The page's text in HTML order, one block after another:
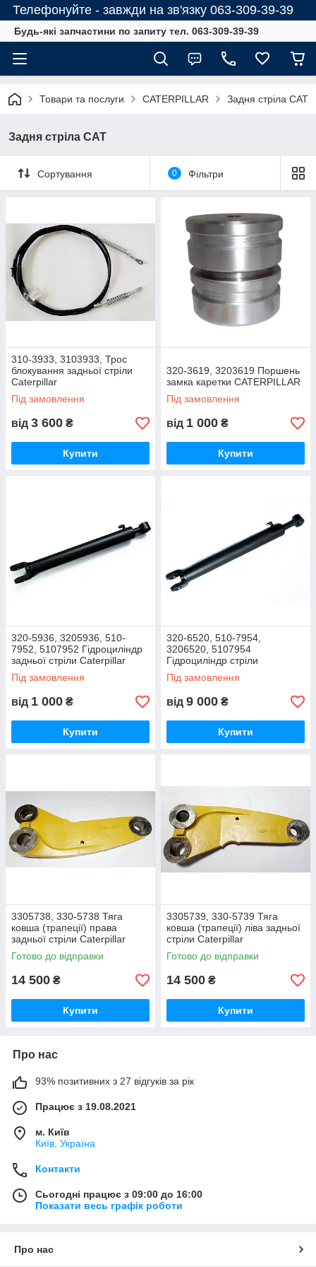
Телефонуйте - завжди на зв'язку 063-309-39-39
Будь-які запчастини по запиту тел. 063-309-39-39
Товари та послуги CATERPILLAR Задня стріла CAT
Задня стріла CAT
Сортування 0 Фільтри
310-3933, 3103933, Трос
блокування задньої стріли
Caterpillar
Під замовлення
від 3 600 ₴
Купити
320-3619, 3203619 Поршень
замка каретки CATERPILLAR
Під замовлення
від 1 000 ₴
Купити
320-5936, 3205936, 510-
7952, 5107952 Гідроциліндр
задньої стріли Caterpillar
Під замовлення
від 1 000 ₴
Купити
320-6520, 510-7954,
3206520, 5107954
Гідроциліндр стріли
Caterpillar
Під замовлення
від 9 000 ₴
Купити
3305738, 330-5738 Тяга
ковша (трапеції) права
задньої стріли Caterpillar
Готово до відправки
14 500 ₴
Купити
3305739, 330-5739 Тяга
ковша (трапеції) ліва задньої
стріли Caterpillar
Готово до відправки
14 500 ₴
Купити
Про нас
93% позитивних з 27 відгуків за рік
Працює з 19.08.2021
м. Київ
Київ, Україна
Контакти
Сьогодні працює з 09:00 до 16:00
Показати весь графік роботи
Про нас